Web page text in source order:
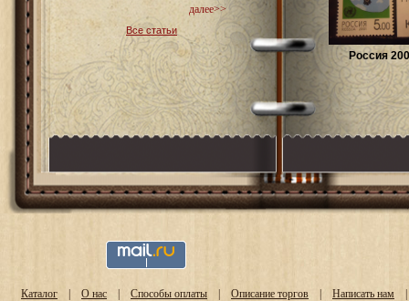
далее>>
Все статьи
Россия
Каталог | О нас | Способы оплаты | Описание торгов | Написать нам |